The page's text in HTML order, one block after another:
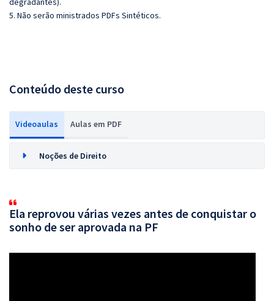
5. Não serão ministrados PDFs Sintéticos.
Conteúdo deste curso
Videoaulas Aulas em PDF
Noções de Direito
Ela reprovou várias vezes antes de conquistar o
sonho de ser aprovada na PF